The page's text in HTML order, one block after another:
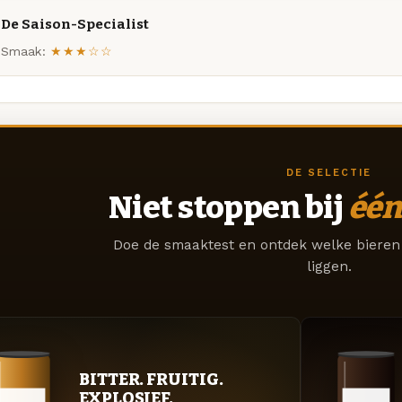
De Saison-Specialist
Smaak: ★★★☆☆
DE SELECTIE
Niet stoppen bij één
Doe de smaaktest en ontdek welke
liggen.
BITTER. FRUITIG.
EXPLOSIEF.